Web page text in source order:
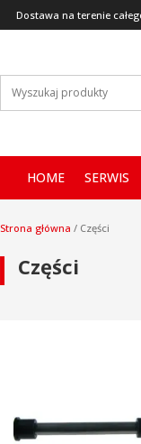
Dostawa na terenie
HOME SERWIS
Strona główna / Części
Części